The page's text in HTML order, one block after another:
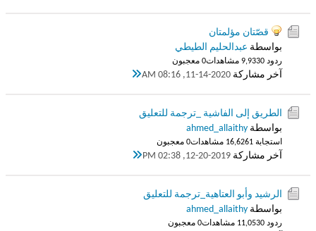
قصّتان مؤلمتان
بواسطة عبدالحليم الطيطي
ردود 0 9,933 مشاهدات 0 معجبون
آخر مشاركة 11-14-2020, 08:16 AM
الطريق إلى الفاشية _ترجمة للتعليق
بواسطة ahmed_allaithy
استجابة 1 16,626 مشاهدات 0 معجبون
آخر مشاركة 12-20-2019, 02:38 PM
الرشيد وأبو العتاهية_ترجمة للتعليق
بواسطة ahmed_allaithy
ردود 0 11,053 مشاهدات 0 معجبون